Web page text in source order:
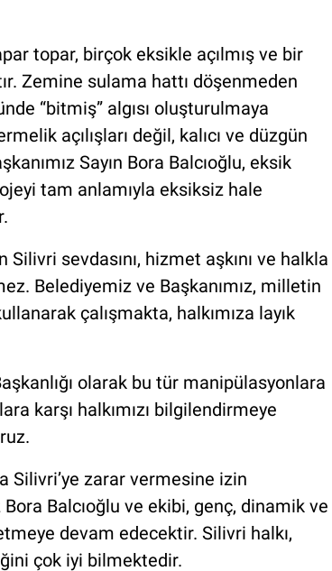
topar, birçok eksikle açılmış ve bir
Zemine sulama hattı döşenmeden
“bitmiş” algısı oluşturulmaya
açılışları değil, kalıcı ve düzgün
Sayın Bora Balcıoğlu, eksik
tam anlamıyla eksiksiz hale
Silivri sevdasını, hizmet aşkını ve halkla
Belediyemiz ve Başkanımız, milletin
çalışmakta, halkımıza layık
olarak bu tür manipülasyonlara
karşı halkımızı bilgilendirmeye
Silivri’ye zarar vermesine izin
Balcıoğlu ve ekibi, genç, dinamik ve
devam edecektir. Silivri halkı,
çok iyi bilmektedir.